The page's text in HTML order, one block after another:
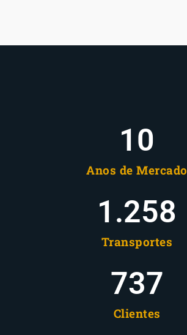
Anos de Mercado
10
Transportes
1.258
Clientes
737